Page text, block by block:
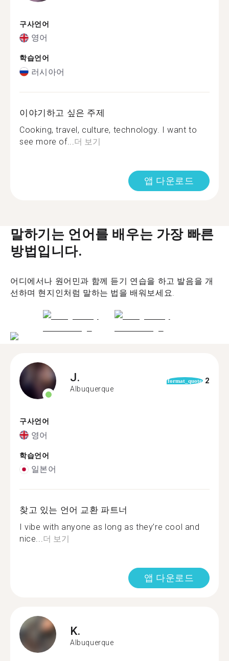
구사언어
영어
학습언어
러시아어
이야기하고 싶은 주제
Cooking, travel, culture, technology. I want to
see more of... 더 보기
앱 다운로드
말하기는 언어를 배우는 가장 빠른
방법입니다.
어디에서나 원어민과 함께 듣기 연습을 하고 발음을 개
선하며 현지인처럼 말하는 법을 배워보세요.
J.
Albuquerque
format_quote 2
구사언어
영어
학습언어
일본어
찾고 있는 언어 교환 파트너
I vibe with anyone as long as they’re cool and
nice...더 보기
앱 다운로드
K.
Albuquerque